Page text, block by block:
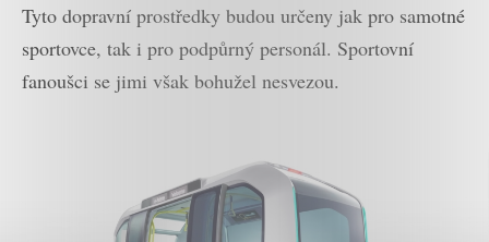
Tyto dopravní prostředky budou určeny jak pro samotné
sportovce, tak i pro podpůrný personál. Sportovní
fanoušci se jimi však bohužel nesvezou.